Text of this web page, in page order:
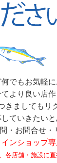
でもお気軽
より良い店
きましてもリ
ていきたい
・お問合せ
ンショップ
各店舗・施設に